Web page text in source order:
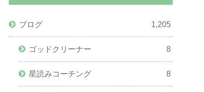
ブログ 1,205
ゴッドクリーナー 8
星読みコーチング 8